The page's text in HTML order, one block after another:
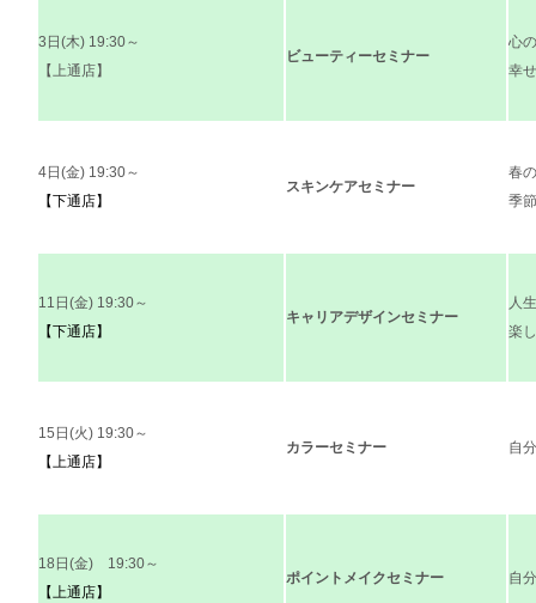
3日(木) 19:30～
【上通店】
ビューティーセミナー
心
幸
4日(金) 19:30～
【下通店】
スキンケアセミナー
春
季
11日(金) 19:30～
【下通店】
キャリアデザインセミナー
人
楽
15日(火) 19:30～
【上通店】
カラーセミナー 自
18日(金) 19:30～
【上通店】
ポイントメイクセミナー 自